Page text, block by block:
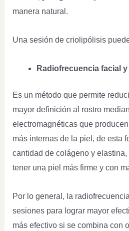
manera natural.
Una sesión de criolipólisis
Radiofrecuencia facial
Es un método que permite
mayor definición al rostro
electromagnéticas que
más internas de la piel, de esta
cantidad de colágeno y
tener una piel más firme y con
Por lo general, la
sesiones para lograr mayor
más efectivo si se combina con